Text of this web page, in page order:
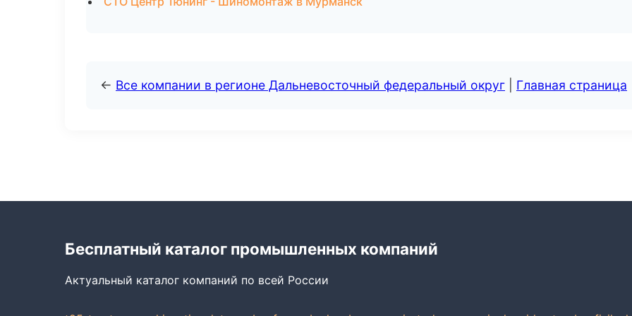
← Все компании в регионе Дальневосточный федеральный округ Главная страница
Бесплатный каталог промышленных компаний
Актуальный каталог компаний по всей России